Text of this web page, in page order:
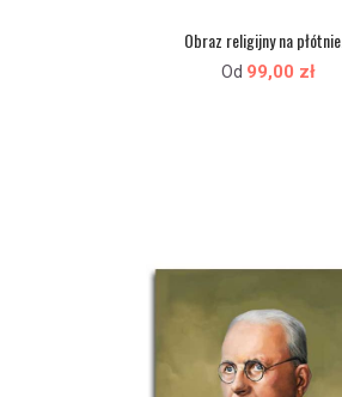
Obraz religijny na płótnie...
Od 99,00 zł